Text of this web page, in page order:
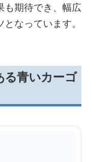
も期待でき、幅広
なっています。
る青いカーゴ